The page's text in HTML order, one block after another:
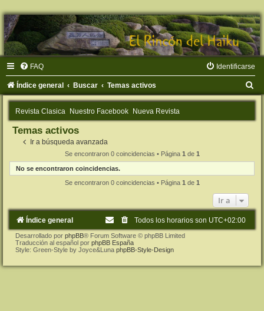
FAQ Identificarse
Índice general Buscar Temas activos
u
Revista Clasica Nuestro Facebook Nueva Revista
Temas activos
Ir a búsqueda avanzada
Se encontraron 0 coincidencias • Página 1 de 1
No se encontraron coincidencias.
Se encontraron 0 coincidencias • Página 1 de 1
Ir a
Índice general Todos los horarios son UTC+02:00
Desarrollado por phpBB® Forum Software © phpBB Limited
Traducción al español por phpBB España
Style: Green-Style by Joyce&Luna phpBB-Style-Design